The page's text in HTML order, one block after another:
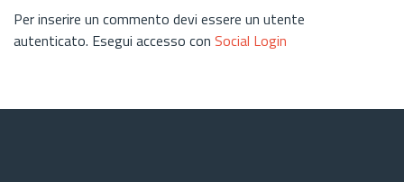
Per inserire un commento devi essere un utente
autenticato. Esegui accesso con Social Login